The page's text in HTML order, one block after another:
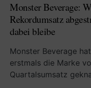
Monster Beverage:
Rekordumsatz
dabei bleibe
Monster Beverage
erstmals die Marke
Quartalsumsatz